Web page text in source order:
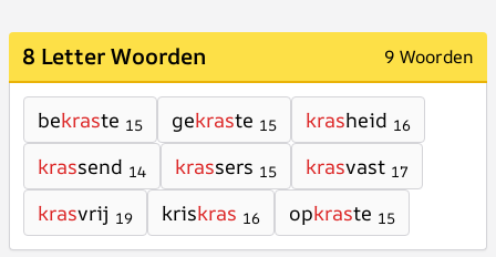
8 Letter Woorden 9 Woorden
bekraste 15 gekraste 15 krasheid 16
krassend 14 krassers 15 krasvast 17
krasvrij 19 kriskras 16 opkraste 15